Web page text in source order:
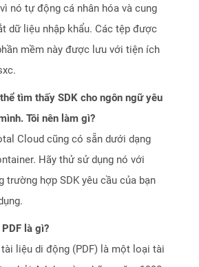
nó tự động cá nhân hóa và cung
dữ liệu nhập khẩu. Các tệp được
mềm này được lưu với tiện ích
tìm thấy SDK cho ngôn ngữ yêu
Tôi nên làm gì?
Cloud cũng có sẵn dưới dạng
Hãy thử sử dụng nó với
trường hợp SDK yêu cầu của bạn
là gì?
liệu di động (PDF) là một loại tài